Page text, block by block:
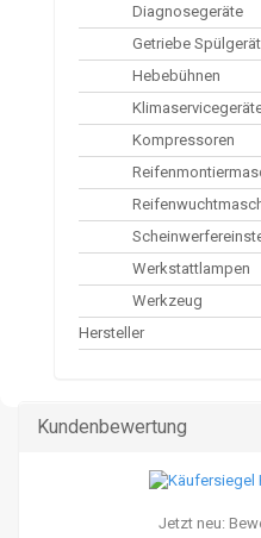
Diagnosegeräte
Getriebe Spülgerät
Hebebühnen
Kompressoren
Werkstattlampen
Werkzeug
Hersteller
Kundenbewertung
Jetzt neu: